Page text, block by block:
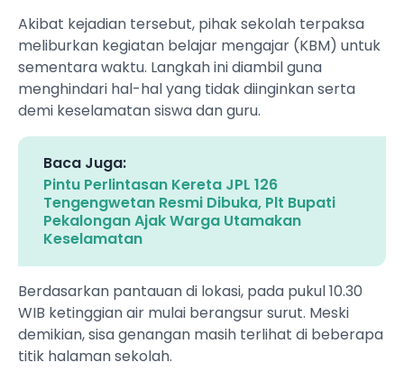
‎Akibat kejadian tersebut, pihak sekolah terpaksa
meliburkan kegiatan belajar mengajar (KBM) untuk
sementara waktu. Langkah ini diambil guna
menghindari hal-hal yang tidak diinginkan serta
demi keselamatan siswa dan guru.
Baca Juga:
Pintu Perlintasan Kereta JPL 126
Tengengwetan Resmi Dibuka, Plt Bupati
Pekalongan Ajak Warga Utamakan
Keselamatan
‎Berdasarkan pantauan di lokasi, pada pukul 10.30
WIB ketinggian air mulai berangsur surut. Meski
demikian, sisa genangan masih terlihat di beberapa
titik halaman sekolah.